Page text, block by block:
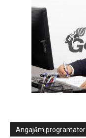
Angajăm programator